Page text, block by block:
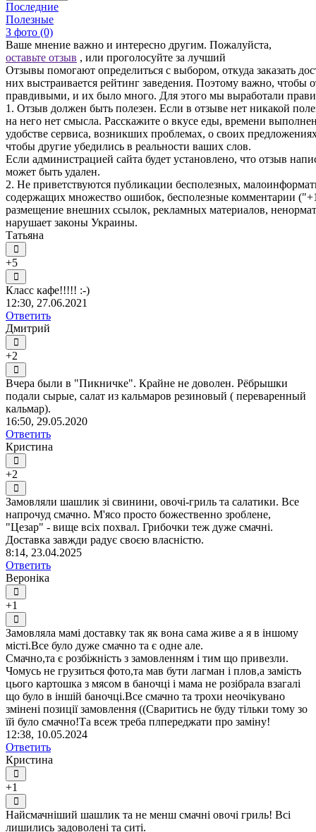
Последние
Полезные
З фото (0)
Ваше мнение важно и интересно другим. Пожалуйста,
оставьте отзыв , или проголосуйте за лучший
Отзывы помогают определиться с выбором, откуда заказать
них выстраивается рейтинг заведения. Поэтому важно,
правдивыми, и их было много. Для этого мы выработали
1. Отзыв должен быть полезен. Если в отзыве нет никакой
на него нет смысла. Расскажите о вкусе еды, времени
удобстве сервиса, возникших проблемах, о своих
чтобы другие убедились в реальности ваших слов.
Если администрацией сайта будет установлено, что отзыв
может быть удален.
2. Не приветствуются публикации бесполезных,
содержащих множество ошибок, бесполезные комментарии
размещение внешних ссылок, рекламных материалов,
нарушает законы Украины.
Татьяна
+5
Класс кафе!!!!! :-)
12:30, 27.06.2021
Ответить
Дмитрий
+2
Вчера были в "Пикничке". Крайне не доволен. Рёбрышки
подали сырые, салат из кальмаров резиновый ( переваренный
кальмар).
16:50, 29.05.2020
Ответить
Кристина
+2
Замовляли шашлик зі свинини, овочі-гриль та салатики. Все
напрочуд смачно. М'ясо просто божественно зроблене,
"Цезар" - вище всіх похвал. Грибочки теж дуже смачні.
Доставка завжди радує своєю власністю.
8:14, 23.04.2025
Ответить
Вероніка
+1
Замовляла мамі доставку так як вона сама живе а я в іншому
місті.Все було дуже смачно та є одне але.
Смачно,та є розбіжність з замовленням і тим що привезли.
Чомусь не грузиться фото,та мав бути лагман і плов,а замість
цього картошка з мясом в баночці і мама не розібрала взагалі
що було в іншій баночці.Все смачно та трохи неочікувано
змінені позиції замовлення ((Сваритись не буду тільки тому зо
їй було смачно!Та всеж треба плпереджати про заміну!
12:38, 10.05.2024
Ответить
Кристина
+1
Найсмачніший шашлик та не менш смачні овочі гриль! Всі
лишились задоволені та ситі.